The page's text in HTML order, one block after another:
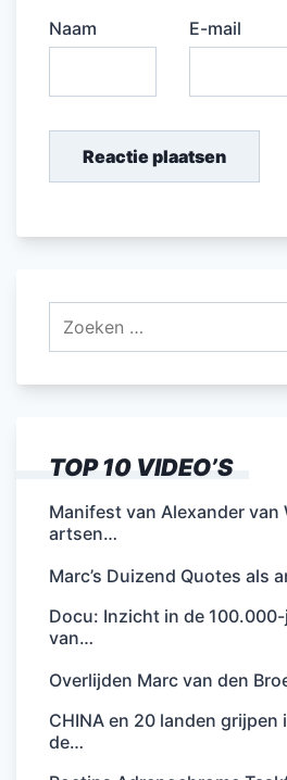
Naam E-mail
TOP 10 VIDEO’S
Manifest van Alexander van
artsen…
Marc’s Duizend Quotes als
Docu: Inzicht in de
van…
Overlijden Marc van den
CHINA en 20 landen grijpen
de…